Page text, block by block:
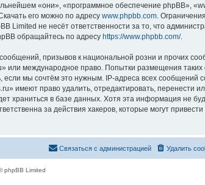
«они», «программное обеспечение phpBB»,
его можно по адресу www.phpbb.com.
Limited не несёт ответственности за то, что
обращайтесь по адресу https://www.phpbb.com/.
призывов к национальной розни и прочих
или международное право. Попытки размещения таких
мы сочтём это нужным. IP-адреса всех сообщений
имеют право удалить, отредактировать, перенести
храниться в базе данных. Хотя эта информация не
за действия хакеров, которые могут
Удалить
Связаться с администрацией
phpBB Limited